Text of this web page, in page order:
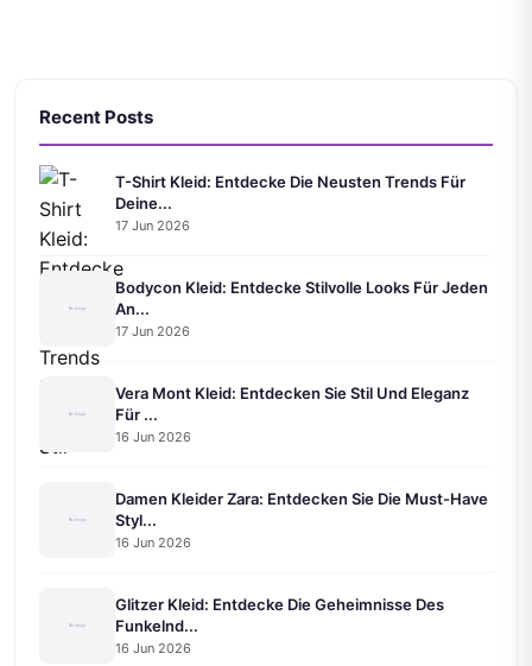
Recent Posts
T-Shirt Kleid: Entdecke Die Neusten Trends Für
Deine...
17 Jun 2026
Bodycon Kleid: Entdecke Stilvolle Looks Für Jeden
An...
17 Jun 2026
Vera Mont Kleid: Entdecken Sie Stil Und Eleganz
Für ...
16 Jun 2026
Damen Kleider Zara: Entdecken Sie Die Must-Have
Styl...
16 Jun 2026
Glitzer Kleid: Entdecke Die Geheimnisse Des
Funkelnd...
16 Jun 2026